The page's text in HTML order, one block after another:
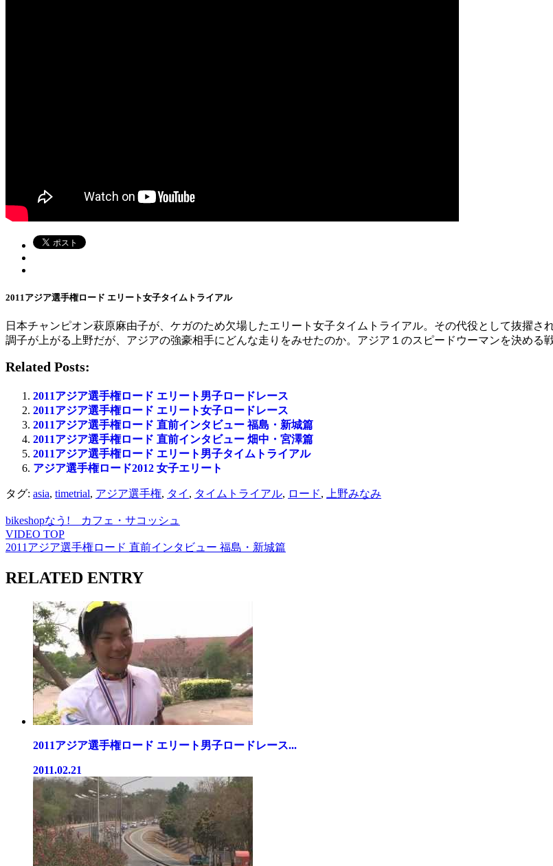
2011アジア選手権ロード エリート女子タイムトライアル
日本チャンピオン萩原麻由子が、ケガのため欠場したエリート女子タイムトライアル。その代役として抜擢
調子が上がる上野だが、アジアの強豪相手にどんな走りをみせたのか。アジア１のスピードウーマンを決める
Related Posts:
2011アジア選手権ロード エリート男子ロードレース
2011アジア選手権ロード エリート女子ロードレース
2011アジア選手権ロード 直前インタビュー 福島・新城篇
2011アジア選手権ロード 直前インタビュー 畑中・宮澤篇
2011アジア選手権ロード エリート男子タイムトライアル
アジア選手権ロード2012 女子エリート
タグ: asia, timetrial, アジア選手権, タイ , タイムトライアル, ロード, 上野みなみ
bikeshopなう! カフェ・サコッシュ
VIDEO TOP
2011アジア選手権ロード 直前インタビュー 福島・新城篇
RELATED ENTRY
2011アジア選手権ロード エリート男子ロードレース...
2011.02.21